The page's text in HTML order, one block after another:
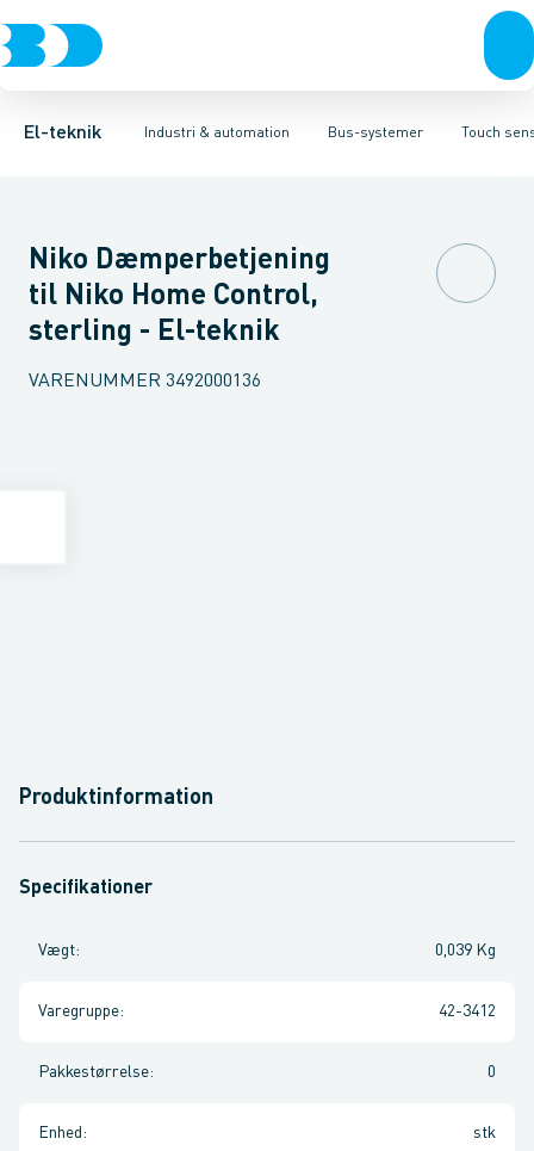
El-teknik Industri & automation
Afbrydere, stikkontakter & lampeudtagForgreningsmateriel
Bus-systemer
Industristiksystemer Frekvensomformere og softstartere
Touch
Bevægelsesmelder til bussystem Tilbehør til bussystem
Niko Dæmperbetjening
til Niko Home Control,
sterling - El-teknik
VARENUMMER 3492000136
Produktinformation
Specifikationer
Vægt: 0,039 Kg
Varegruppe: 42-3412
Pakkestørrelse: 0
Enhed : stk